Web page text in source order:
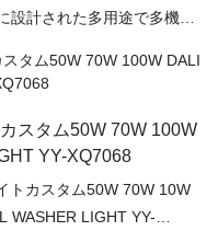
計された多用途で多機能
築され、優れたパフォー
に統合される洗練されたモ
壁に取り付けられた設計
置オプションが可能にな
ー、ホテル、レストラ
スタム50W 70W 100W
YY-XQ7068
トカスタム50W 70W 10W
WASHER LIGHT YY-